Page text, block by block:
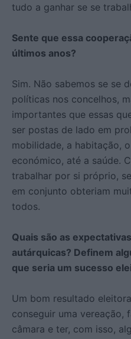
tudo a ganhar se se
Sente que essa
últimos anos?
Sim. Não sabemos se se
políticas nos concelhos,
importantes que essas
ser postas de lado em
mobilidade, a habitação,
económico, até a saúde.
trabalhar por si próprio,
em conjunto obteriam
todos.
Quais são as
autárquicas? Definem
que seria um sucesso
Um bom resultado
conseguir uma
câmara e ter, com isso,